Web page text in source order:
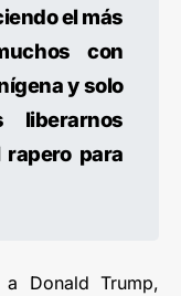
el más
con
y solo
liberarnos
rapero para
Donald Trump,